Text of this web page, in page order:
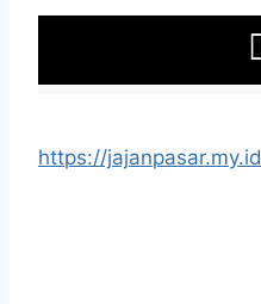
https://jajanpasar.my.id